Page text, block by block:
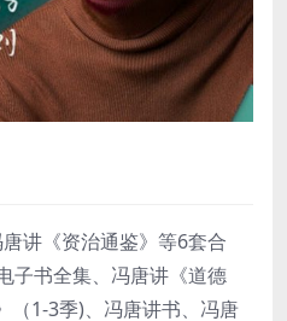
讲《资治通鉴》等6套合
子书全集、冯唐讲《道德
（1-3季)、冯唐讲书、冯唐